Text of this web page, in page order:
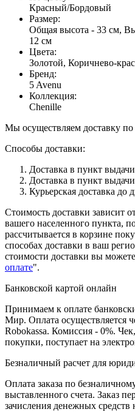
Красный/Бордовый
Размер:
Общая высота - 33 см,
12 см
Цвета:
Золотой, Коричнево-
Бренд:
5 Avenu
Коллекция:
Chenille
Мы осуществляем доставку по
Способы доставки:
Доставка в пункт
Доставка в пункт
Курьерская доставка до
Стоимость доставки зависит
вашего населенного пункта,
рассчитывается в корзине
способах доставки в ваш
стоимости доставки вы
оплате".
Банковской картой онлайн
Принимаем к оплате
Мир. Оплата осуществляется
Robokassa. Комиссия - 0%.
покупки, поступает на
Безналичный расчет для
Оплата заказа по
выставленного счета. Заказ
зачисления денежных средств